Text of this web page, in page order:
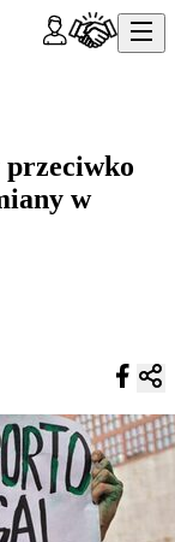
przeciwko
w